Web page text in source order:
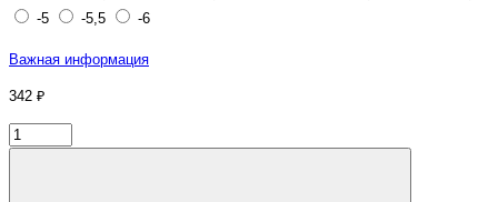
-5
-5,5 -6
Важная информация
342 ₽